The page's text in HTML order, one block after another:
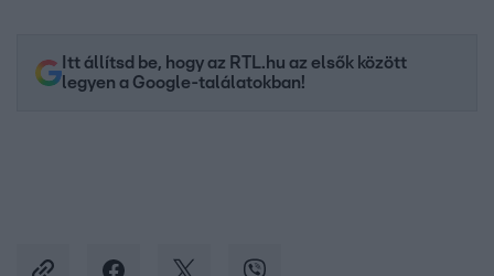
Itt állítsd be, hogy az RTL.hu az elsők között
legyen a Google-találatokban!